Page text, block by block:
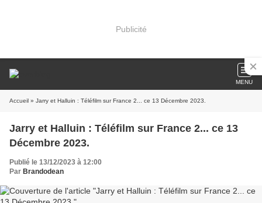
Publicité
MENU
Accueil » Jarry et Halluin : Téléfilm sur France 2... ce 13 Décembre 2023.
Jarry et Halluin : Téléfilm sur France 2... ce 13
Décembre 2023.
Publié le 13/12/2023 à 12:00
Par Brandodean